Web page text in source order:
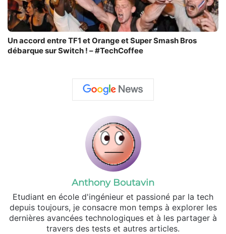
Un accord entre TF1 et Orange et Super Smash Bros
débarque sur Switch ! – #TechCoffee
Anthony Boutavin
Etudiant en école d'ingénieur et passioné par la tech
depuis toujours, je consacre mon temps à explorer les
dernières avancées technologiques et à les partager à
travers des tests et autres articles.